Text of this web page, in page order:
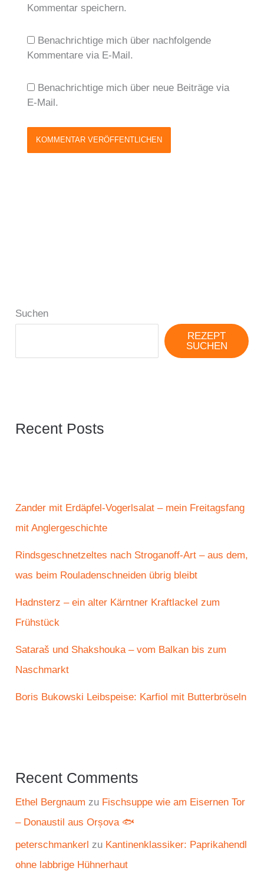
Kommentar speichern.
Benachrichtige mich über nachfolgende
Kommentare via E-Mail.
Benachrichtige mich über neue Beiträge via
E-Mail.
Suchen
REZEPT
SUCHEN
Recent Posts
Zander mit Erdäpfel-Vogerlsalat – mein Freitagsfang
mit Anglergeschichte
Rindsgeschnetzeltes nach Stroganoff-Art – aus dem,
was beim Rouladenschneiden übrig bleibt
Hadnsterz – ein alter Kärntner Kraftlackel zum
Frühstück
Sataraš und Shakshouka – vom Balkan bis zum
Naschmarkt
Boris Bukowski Leibspeise: Karfiol mit Butterbröseln
Recent Comments
Ethel Bergnaum zu Fischsuppe wie am Eisernen Tor
– Donaustil aus Orșova 🐟
peterschmankerl zu Kantinenklassiker: Paprikahendl
ohne labbrige Hühnerhaut